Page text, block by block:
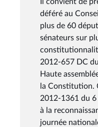
déféré au
plus de 60
sénateurs sur
2012-657 DC
Haute
la Constitution.
2012-1361 du
à la
journée